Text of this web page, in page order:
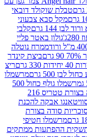
דובאי
צבעוני
קלבי
באטר פליי
ממרח נוטלה
ביצת קינדר
ריצ
מרשמלו
מרשמלו גולף כחול 500
סוכריות סודה בצורת טטריס 216
להכנת
בצורת
חטיפי
ממתקים